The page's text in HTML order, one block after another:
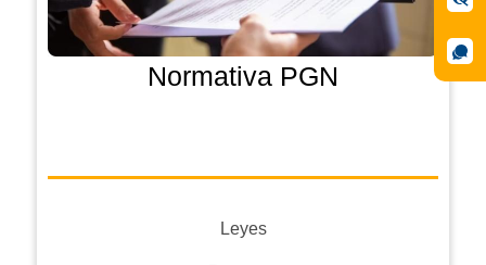
Normativa PGN
Leyes